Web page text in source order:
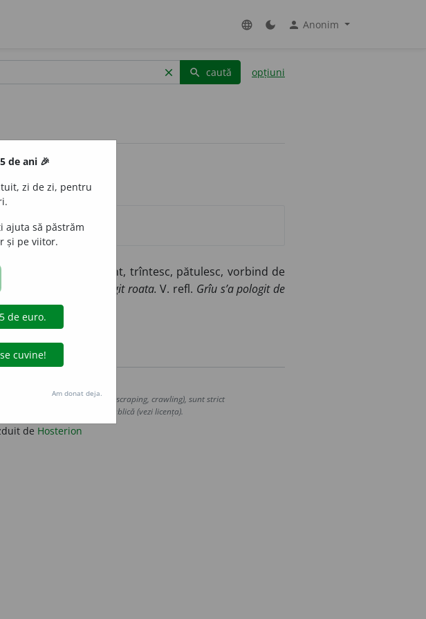
language dark_mode person Anonim
clear search caută opțiuni
). Culc la pămînt, trîntesc, pătulesc, vorbind de
caruluĭ a pologit roata. V. refl. Grîu s’a pologit de
de extragere automată (web scraping, crawling), sunt strict
oferite oficial spre utilizare publică (vezi licența).
de Hosterion
de ani 🎉
zi de zi, pentru
ajuta să păstrăm
și pe viitor.
Am donat deja.